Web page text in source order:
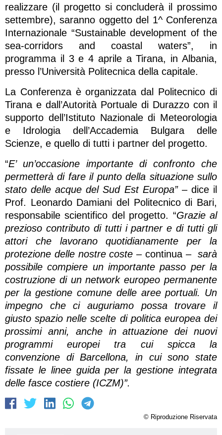
realizzare (il progetto si concluderà il prossimo
settembre), saranno oggetto del 1^ Conferenza
Internazionale “Sustainable development of the
sea-corridors and coastal waters”, in
programma il 3 e 4 aprile a Tirana, in Albania,
presso l’Università Politecnica della capitale.
La Conferenza è organizzata dal Politecnico di
Tirana e dall’Autorità Portuale di Durazzo con il
supporto dell’Istituto Nazionale di Meteorologia
e Idrologia dell’Accademia Bulgara delle
Scienze, e quello di tutti i partner del progetto.
“E’ un’occasione importante di confronto che
permetterà di fare il punto della situazione sullo
stato delle acque del Sud Est Europa”– dice il
Prof. Leonardo Damiani del Politecnico di Bari,
responsabile scientifico del progetto. “Grazie al
prezioso contributo di tutti i partner e di tutti gli
attori che lavorano quotidianamente per la
protezione delle nostre coste – continua – sarà
possibile compiere un importante passo per la
costruzione di un network europeo permanente
per la gestione comune delle aree portuali. Un
impegno che ci auguriamo possa trovare il
giusto spazio nelle scelte di politica europea dei
prossimi anni, anche in attuazione dei nuovi
programmi europei tra cui spicca la
convenzione di Barcellona, in cui sono state
fissate le linee guida per la gestione integrata
delle fasce costiere (ICZM)”.
© Riproduzione Riservata